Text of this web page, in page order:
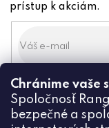
Chránime vaše
Spoločnosť
bezpečné a
prístup k akciám.
Odoslaním
spracovaním
PRIHLÁSIŤ